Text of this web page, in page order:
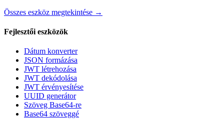
Összes eszköz megtekintése →
Fejlesztői eszközök
Dátum konverter
JSON formázása
JWT létrehozása
JWT dekódolása
JWT érvényesítése
UUID generátor
Szöveg Base64-re
Base64 szöveggé